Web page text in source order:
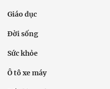
Giáo dục
Đời sống
Sức khỏe
Ô tô xe máy